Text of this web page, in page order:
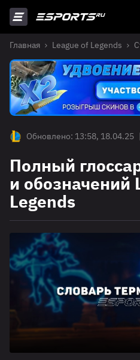
Главная League of Legends
Обновлено: 13:58, 18.04.25 |
Полный
и обозначений
Legends